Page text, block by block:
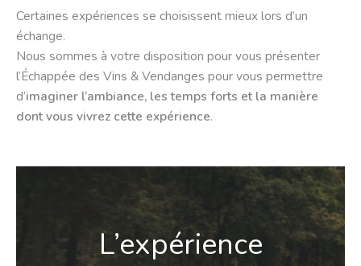
Certaines expériences se choisissent mieux lors d’un
échange.
Nous sommes à votre disposition pour vous présenter
l’Échappée des Vins & Vendanges pour vous permettre
d’imaginer l’ambiance, les temps forts et la manière
dont vous vivrez cette expérience.
L’expérience